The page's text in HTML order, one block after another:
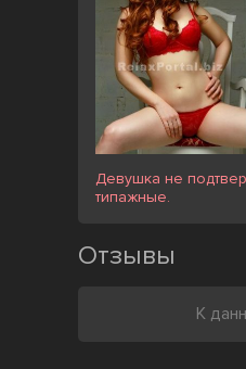
Девушка не
типажные.
Отзывы
К